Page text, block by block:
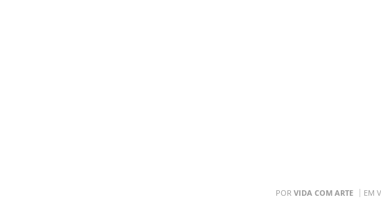
POR VIDA COM ARTE EM